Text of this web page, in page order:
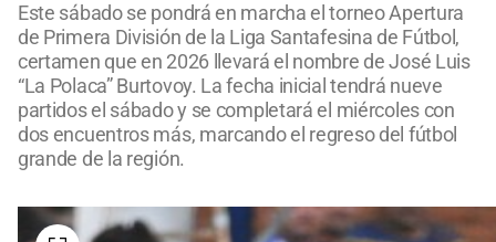
Este sábado se pondrá en marcha el torneo Apertura
de Primera División de la Liga Santafesina de Fútbol,
certamen que en 2026 llevará el nombre de José Luis
“La Polaca” Burtovoy. La fecha inicial tendrá nueve
partidos el sábado y se completará el miércoles con
dos encuentros más, marcando el regreso del fútbol
grande de la región.